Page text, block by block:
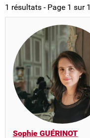
1 résultats - Page 1 sur 1
Sophie GUÉRINOT